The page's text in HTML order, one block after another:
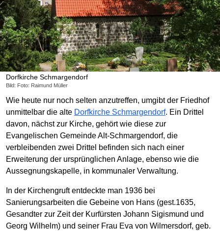
Dorfkirche Schmargendorf
Bild: Foto: Raimund Müller
Wie heute nur noch selten anzutreffen, umgibt der Friedhof
unmittelbar die alte Dorfkirche Schmargendorf. Ein Drittel
davon, nächst zur Kirche, gehört wie diese zur
Evangelischen Gemeinde Alt-Schmargendorf, die
verbleibenden zwei Drittel befinden sich nach einer
Erweiterung der ursprünglichen Anlage, ebenso wie die
Aussegnungskapelle, in kommunaler Verwaltung.
In der Kirchengruft entdeckte man 1936 bei
Sanierungsarbeiten die Gebeine von Hans (gest.1635,
Gesandter zur Zeit der Kurfürsten Johann Sigismund und
Georg Wilhelm) und seiner Frau Eva von Wilmersdorf, geb.